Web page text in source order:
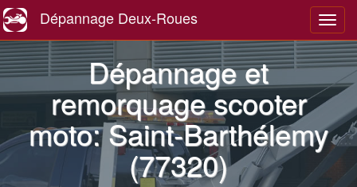
Dépannage Deux-Roues
Dépannage et
remorquage scooter
moto: Saint-Barthélemy
(77320)